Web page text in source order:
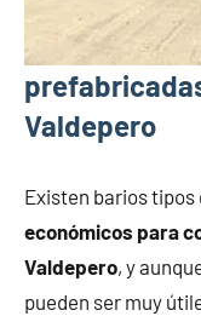
Valdepero
Existen barios tipos
económicos para
Valdepero, y
pueden ser muy